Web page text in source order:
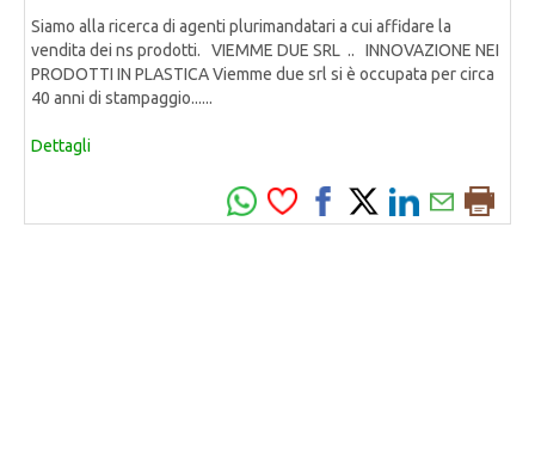
Siamo alla ricerca di agenti plurimandatari a cui affidare la
vendita dei ns prodotti. VIEMME DUE SRL .. INNOVAZIONE NEI
PRODOTTI IN PLASTICA Viemme due srl si è occupata per circa
40 anni di stampaggio......
Dettagli